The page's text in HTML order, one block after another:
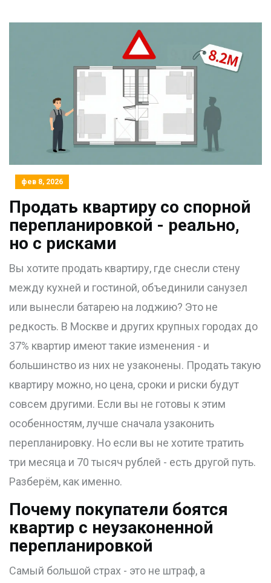
фев 8, 2026
Продать квартиру со спорной
перепланировкой - реально,
но с рисками
Вы хотите продать квартиру, где снесли стену
между кухней и гостиной, объединили санузел
или вынесли батарею на лоджию? Это не
редкость. В Москве и других крупных городах до
37% квартир имеют такие изменения - и
большинство из них не узаконены. Продать такую
квартиру можно, но цена, сроки и риски будут
совсем другими. Если вы не готовы к этим
особенностям, лучше сначала узаконить
перепланировку. Но если вы не хотите тратить
три месяца и 70 тысяч рублей - есть другой путь.
Разберём, как именно.
Почему покупатели боятся
квартир с неузаконенной
перепланировкой
Самый большой страх - это не штраф, а